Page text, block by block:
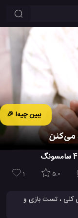
ببین چیه! 🎉
1 5.0
کلی ، تست بازی و